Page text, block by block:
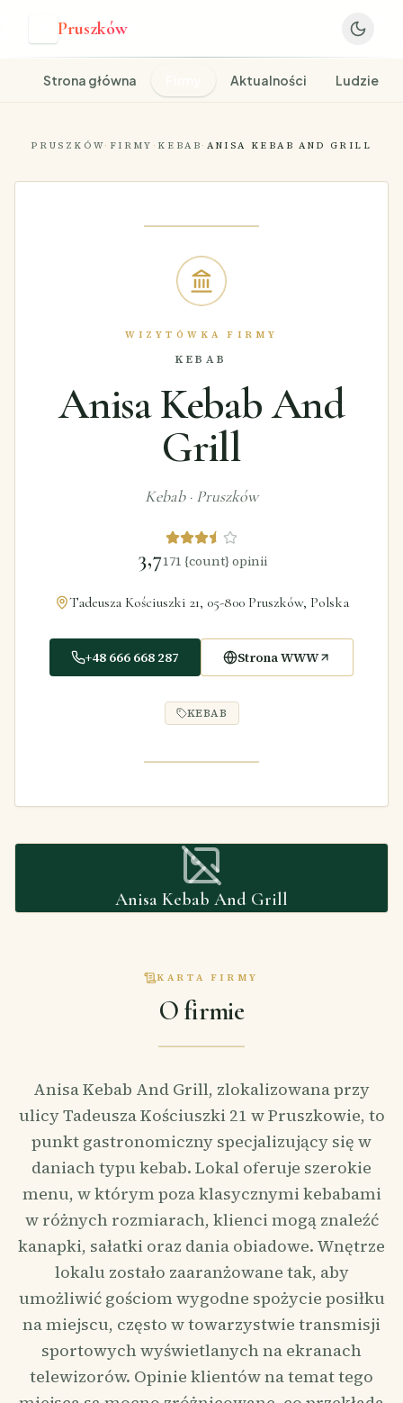
Pruszków
Strona główna Aktualności Ludzie
PRUSZKÓW· FIRMY · KEBAB ·ANISA KEBAB AND GRILL
WIZYTÓWKA FIRMY
KEBAB
Anisa Kebab And
Grill
Kebab· Pruszków
3,7171 {count} opinii
Tadeusza Kościuszki 21, 05-800 Pruszków, Polska
+48 666 668 287 Strona WWW
KEBAB
Anisa Kebab And Grill
KARTA FIRMY
O firmie
Anisa Kebab And Grill, zlokalizowana przy
ulicy Tadeusza Kościuszki 21 w Pruszkowie, to
punkt gastronomiczny specjalizujący się w
daniach typu kebab. Lokal oferuje szerokie
menu, w którym poza klasycznymi kebabami
w różnych rozmiarach, klienci mogą znaleźć
kanapki, sałatki oraz dania obiadowe. Wnętrze
lokalu zostało zaaranżowane tak, aby
umożliwić gościom wygodne spożycie posiłku
na miejscu, często w towarzystwie transmisji
sportowych wyświetlanych na ekranach
telewizorów. Opinie klientów na temat tego